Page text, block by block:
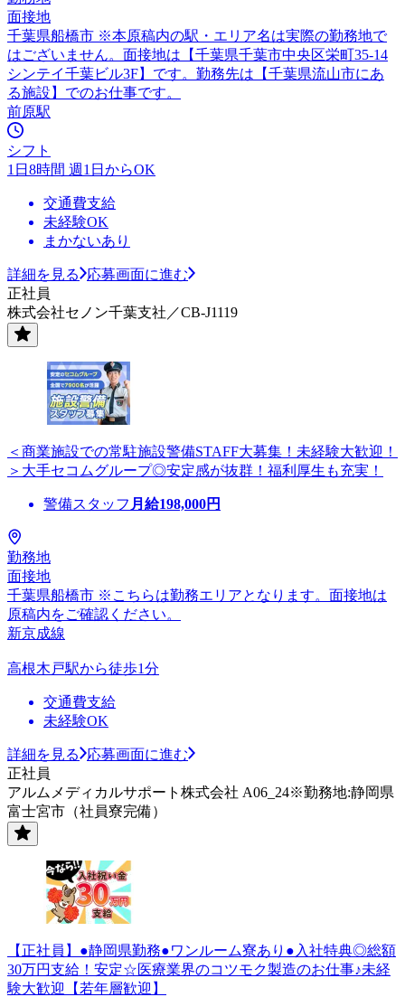
面接地
千葉県船橋市 ※本原稿内の駅・エリア名は実際の勤務地で
はございません。面接地は【千葉県千葉市中央区栄町35-14
シンテイ千葉ビル3F】です。勤務先は【千葉県流山市にあ
る施設】でのお仕事です。
前原駅
シフト
1日8時間 週1日からOK
交通費支給
未経験OK
まかないあり
詳細を見る
応募画面に進む
正社員
株式会社セノン千葉支社／CB-J1119
＜商業施設での常駐施設警備STAFF大募集！未経験大歓迎！
＞大手セコムグループ◎安定感が抜群！福利厚生も充実！
警備スタッフ 月給198,000円
勤務地
面接地
千葉県船橋市 ※こちらは勤務エリアとなります。面接地は
原稿内をご確認ください。
新京成線
高根木戸駅から徒歩1分
交通費支給
未経験OK
詳細を見る
応募画面に進む
正社員
アルムメディカルサポート株式会社 A06_24※勤務地:静岡県
富士宮市（社員寮完備）
【正社員】●静岡県勤務●ワンルーム寮あり●入社特典◎総額
30万円支給！安定☆医療業界のコツモク製造のお仕事♪未経
験大歓迎【若年層歓迎】